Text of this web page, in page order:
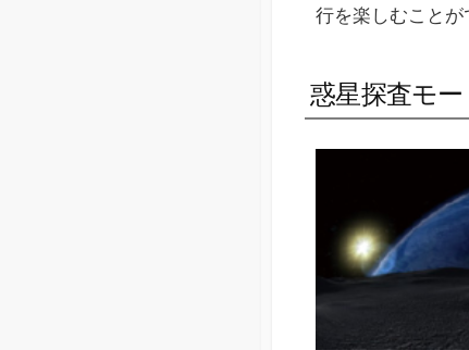
行を楽しむことが
惑星探査モー